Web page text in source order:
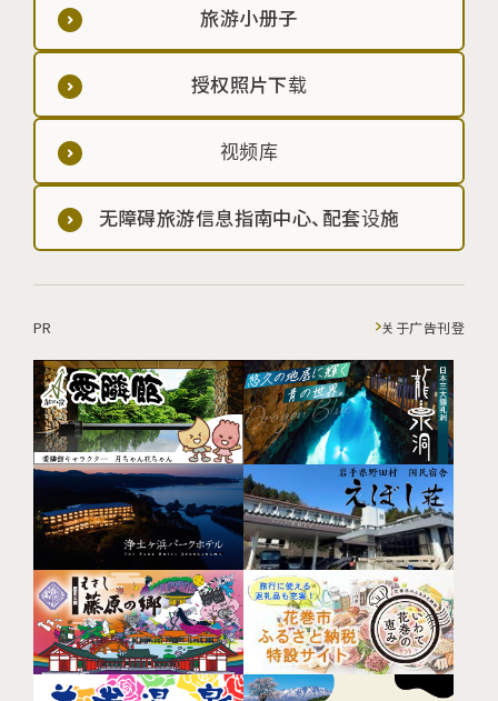
旅游小册子
授权照片下载
视频库
无障碍旅游信息指南中心、配套设施
PR 关于广告刊登